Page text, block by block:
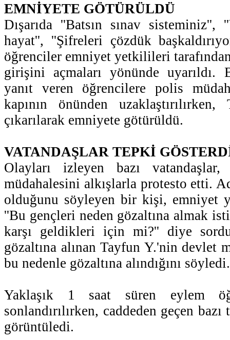
EMNİYETE GÖTÜRÜLDÜ
Dışarıda ''Batsın sınav sisteminiz'',
hayat'', ''Şifreleri çözdük
öğrenciler emniyet yetkilileri
girişini açmaları yönünde uyarıldı.
yanıt veren öğrencilere polis
kapının önünden
çıkarılarak emniyete götürüldü.
VATANDAŞLAR TEPKİ
Olayları izleyen bazı
müdahalesini alkışlarla protesto etti.
olduğunu söyleyen bir kişi, emniyet
''Bu gençleri neden gözaltına almak
karşı geldikleri için mi?'' diye
gözaltına alınan Tayfun Y.'nin devlet
bu nedenle gözaltına alındığını söyledi.
Yaklaşık 1 saat süren eylem
sonlandırılırken, caddeden geçen
görüntüledi.